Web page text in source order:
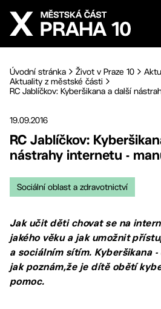
Přejít na hlavní obsah
Úvodní stránka Život v Praze 10
Aktuality z městské části
RC Jablíčkov: Kyberšikana a další
19.09.2016
RC Jablíčkov:
nástrahy internetu -
Sociální oblast a zdravotnictví
Jak učit děti chovat se na
jakého věku a jak umožnit
a sociálním sítím. Kyberšikana
jak poznám,že je dítě obětí
pomoc.